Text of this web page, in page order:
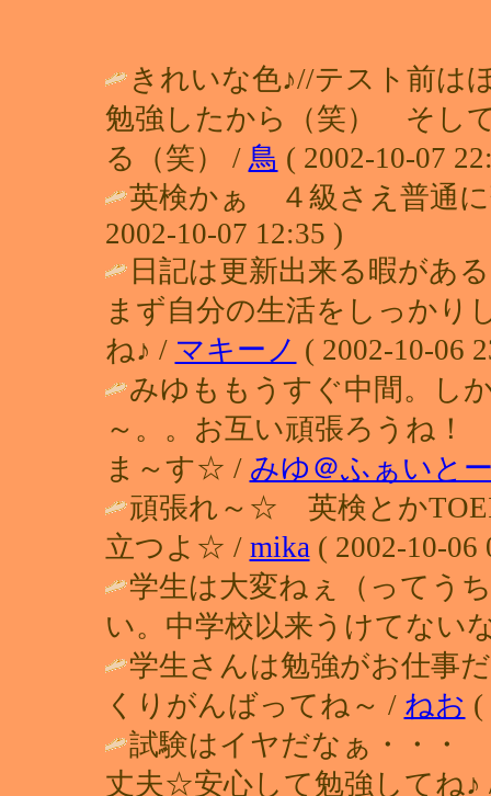
きれいな色♪//テスト前は
勉強したから（笑） そし
る（笑） / 鳥 ( 2002-10-07
英検かぁ ４級さえ普通
2002-10-07 12:35 )
日記は更新出来る暇があ
まず自分の生活をしっか
ね♪ / マキーノ ( 2002-10-06
みゆももうすぐ中間。し
～。。お互い頑張ろうね
ま～す☆ / みゆ＠ふぁいと
頑張れ～☆ 英検とか
立つよ☆ / mika ( 2002-10-06
学生は大変ねぇ（ってう
い。中学校以来うけてない
学生さんは勉強がお仕事
くりがんばってね～ / ねお (
試験はイヤだなぁ・・・
丈夫☆安心して勉強してね